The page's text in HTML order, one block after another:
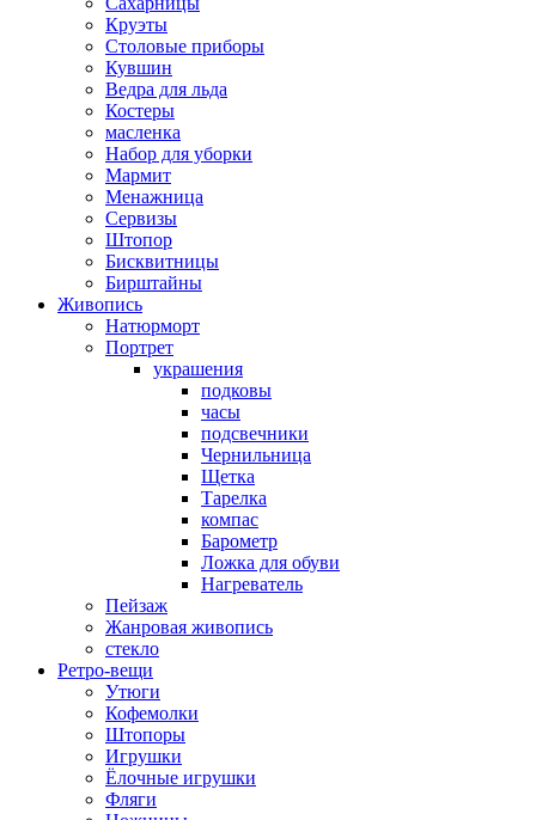
Круэты
Столовые приборы
Кувшин
Ведра для льда
Костеры
масленка
Набор для уборки
Мармит
Менажница
Сервизы
Штопор
Бисквитницы
Бирштайны
Живопись
Натюрморт
Портрет
украшения
подковы
часы
подсвечники
Чернильница
Щетка
Тарелка
компас
Барометр
Ложка для обуви
Нагреватель
Пейзаж
Жанровая живопись
стекло
Ретро-вещи
Утюги
Кофемолки
Штопоры
Игрушки
Ёлочные игрушки
Фляги